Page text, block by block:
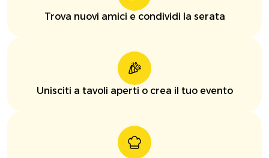
Trova nuovi amici e condividi la serata
Unisciti a tavoli aperti o crea il tuo evento